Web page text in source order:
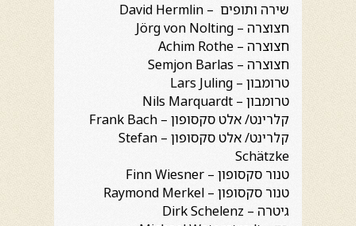
שירה ותופים – David Hermlin
חצוצרה – Jörg von Nolting
חצוצרה – Achim Rothe
חצוצרה – Semjon Barlas
טרומבון – Lars Juling
טרומבון – Nils Marquardt
קלרינט/ אלט סקסופון – Frank Bach
קלרינט/ אלט סקסופון – Stefan
Schätzke
טנור סקסופון – Finn Wiesner
טנור סקסופון – Raymond Merkel
גיטרה – Dirk Schelenz